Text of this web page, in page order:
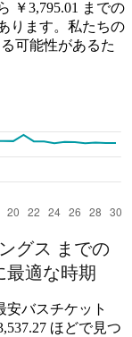
￥3,795.01 までの
ります。私たちの
可能性があるた
グス までの
適な時期
安バスチケット
ほどで見つ